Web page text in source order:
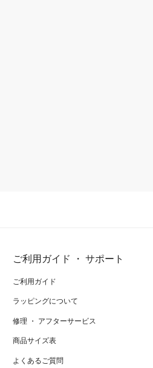
ご利用ガイド ・ サポート
ご利用ガイド
ラッピングについて
修理 ・ アフターサービス
商品サイズ表
よくあるご質問